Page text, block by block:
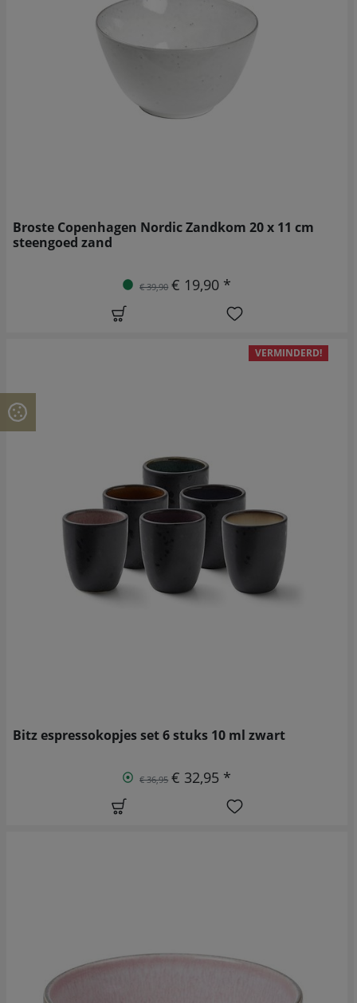
Broste Copenhagen Nordic Zandkom 20 x 11 cm
steengoed zand
€ 39,90 € 19,90 *
VERMINDERD!
Bitz espressokopjes set 6 stuks 10 ml zwart
€ 36,95 € 32,95 *